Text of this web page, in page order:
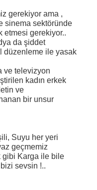
gerekiyor ama ,
sinema sektöründe
etmesi gerekiyor..
da şiddet
düzenleme ile yasak
ve televizyon
kadın erkek
ve
bir unsur
Suyu her yeri
geçmemiz
gibi Karga ile bile
sevsin !..